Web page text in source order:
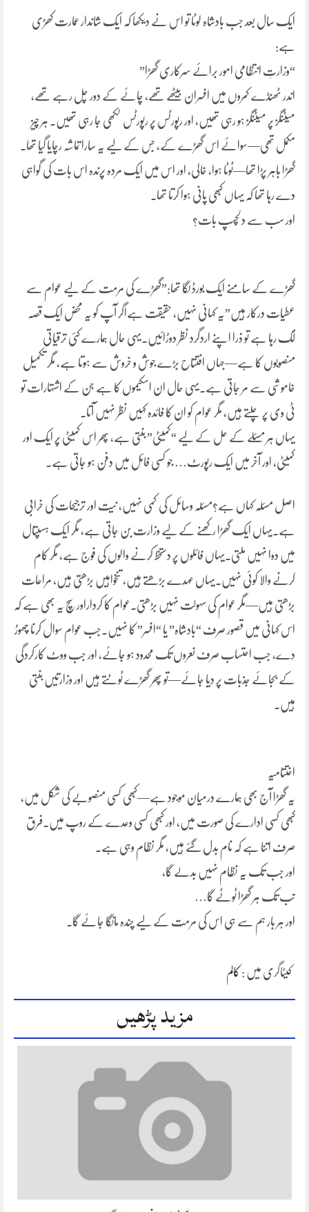
ایک سال بعد جب بادشاہ لوٹا تو اس نے دیکھا کہ ایک شاندار عمارت کھڑی
ہے:
“وزارتِ انتظامی امور برائے سرکاری گھڑا”
اندر ٹھنڈے کمروں میں افسران بیٹھے تھے، چائے کے دور چل رہے تھے،
میٹنگز پر میٹنگز ہو رہی تھیں، اور رپورٹس پر رپورٹس لکھی جا رہی تھیں۔ ہر چیز
مکمل تھی—سوائے اس گھڑے کے، جس کے لیے یہ سارا تماشہ رچایا گیا تھا۔
گھڑا باہر پڑا تھا—ٹوٹا ہوا، خالی، اور اس میں ایک مردہ پرندہ اس بات کی گواہی
دے رہا تھا کہ یہاں کبھی پانی ہوا کرتا تھا۔
اور سب سے دلچسپ بات؟
گھڑے کے سامنے ایک بورڈ لگا تھا:”گھڑے کی مرمت کے لیے عوام سے
عطیات درکار ہیں”یہ کہانی نہیں، حقیقت ہےاگر آپ کو یہ محض ایک قصہ
لگ رہا ہے تو ذرا اپنے اردگرد نظر دوڑائیں۔یہی حال ہمارے کئی ترقیاتی
منصوبوں کا ہے—جہاں افتتاح بڑے جوش و خروش سے ہوتا ہے، مگر تکمیل
خاموشی سے مر جاتی ہے۔یہی حال ان اسکیموں کا ہے جن کے اشتہارات تو
ٹی وی پر چلتے ہیں، مگر عوام کو ان کا فائدہ کہیں نظر نہیں آتا۔
یہاں ہر مسئلے کے حل کے لیے “کمیٹی” بنتی ہے، پھر اس کمیٹی پر ایک اور
کمیٹی، اور آخر میں ایک رپورٹ… جو کسی فائل میں دفن ہو جاتی ہے۔
اصل مسئلہ کہاں ہے؟مسئلہ وسائل کی کمی نہیں، نیت اور ترجیحات کی خرابی
ہے۔یہاں ایک گھڑا رکھنے کے لیے وزارت بن جاتی ہے، مگر ایک ہسپتال
میں دوا نہیں ملتی۔یہاں فائلوں پر دستخط کرنے والوں کی فوج ہے، مگر کام
کرنے والا کوئی نہیں۔یہاں عہدے بڑھتے ہیں، تنخواہیں بڑھتی ہیں، مراعات
بڑھتی ہیں—مگر عوام کی سہولت نہیں بڑھتی۔عوام کا کرداراور سچ یہ بھی ہے کہ
اس کہانی میں قصور صرف “بادشاہ” یا “افسر” کا نہیں۔جب عوام سوال کرنا چھوڑ
دے، جب احتساب صرف نعروں تک محدود ہو جائے، اور جب ووٹ کارکردگی
کے بجائے جذبات پر دیا جائے—تو پھر گھڑے ٹوٹتے ہیں اور وزارتیں بنتی
ہیں۔
اختتامیہ
یہ گھڑا آج بھی ہمارے درمیان موجود ہے—کبھی کسی منصوبے کی شکل میں،
کبھی کسی ادارے کی صورت میں، اور کبھی کسی وعدے کے روپ میں۔فرق
صرف اتنا ہے کہ نام بدل گئے ہیں، مگر نظام وہی ہے۔
اور جب تک یہ نظام نہیں بدلے گا،
تب تک ہر گھڑا ٹوٹے گا…
اور ہر بار ہم سے ہی اس کی مرمت کے لیے چندہ مانگا جائے گا۔
کیٹاگری میں : کالم
مزید پڑھیں